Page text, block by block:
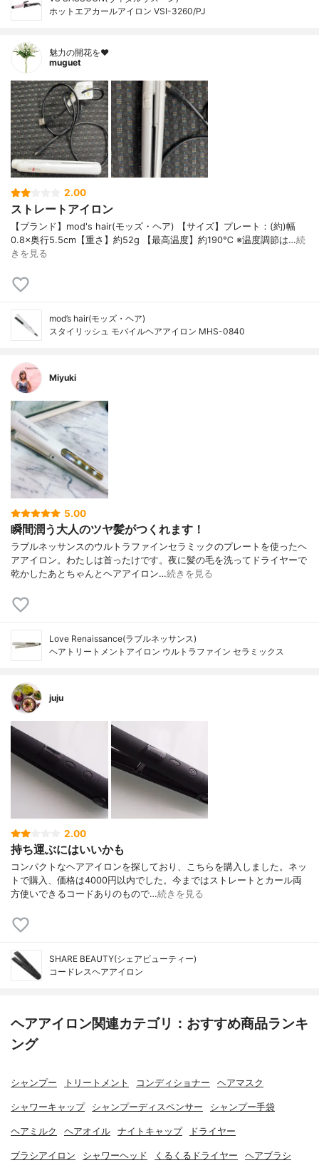
ホットエアカールアイロン VSI-3260/PJ
魅力の開花を❤︎
muguet
2.00
ストレートアイロン
【ブランド】mod's hair(モッズ・ヘア) 【サイズ】プレート：(約)幅
0.8×奥行5.5cm【重さ】約52g 【最高温度】約190℃ ※温度調節は…続
きを見る
mod’s hair(モッズ・ヘア)
スタイリッシュ モバイルヘアアイロン MHS-0840
Miyuki
5.00
瞬間潤う大人のツヤ髪がつくれます！
ラブルネッサンスのウルトラファインセラミックのプレートを使ったヘ
アアイロン。わたしは首ったけです。夜に髪の毛を洗ってドライヤーで
乾かしたあとちゃんとヘアアイロン…続きを見る
Love Renaissance(ラブルネッサンス)
ヘアトリートメントアイロン ウルトラファイン セラミックス
juju
2.00
持ち運ぶにはいいかも
コンパクトなヘアアイロンを探しており、こちらを購入しました。ネッ
トで購入、価格は4000円以内でした。今まではストレートとカール両
方使いできるコードありのもので…続きを見る
SHARE BEAUTY(シェアビューティー)
コードレスヘアアイロン
ヘアアイロン関連カテゴリ：おすすめ商品ランキ
ング
シャンプー トリートメント コンディショナー ヘアマスク
シャワーキャップ シャンプーディスペンサー シャンプー手袋
ヘアミルク ヘアオイル ナイトキャップ ドライヤー
ブラシアイロン シャワーヘッド くるくるドライヤー ヘアブラシ